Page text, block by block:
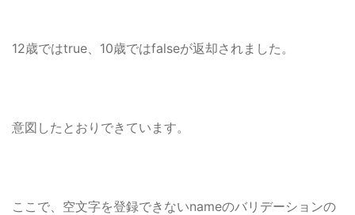
12歳ではtrue、10歳ではfalseが返却されました。
意図したとおりできています。
ここで、空文字を登録できないnameのバリデーションの